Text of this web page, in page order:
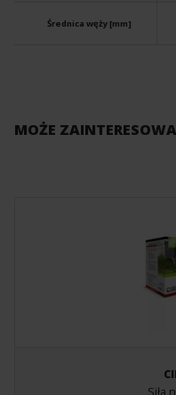
Średnica węży [mm]
MOŻE
Siła